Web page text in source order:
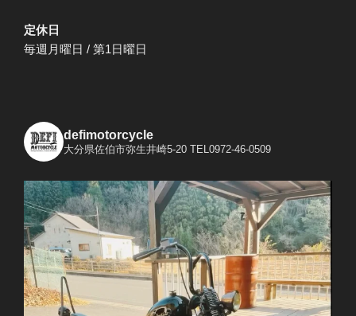
定休日
毎週月曜日 / 第1日曜日
defimotorcycle
大分県佐伯市弥生井崎5-20 TEL0972-46-0509